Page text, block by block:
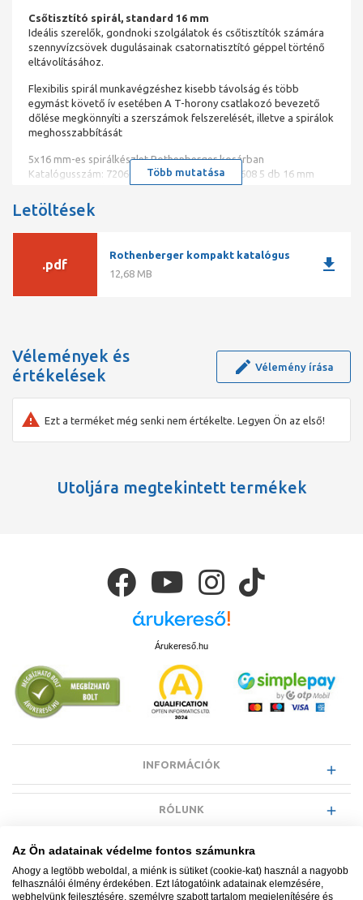
Csőtisztító spirál, standard 16 mm
Ideális szerelők, gondnoki szolgálatok és csőtisztítók számára
szennyvízcsövek dugulásainak csatornatisztító géppel történő
eltávolításához.
Flexibilis spirál munkavégzéshez kisebb távolság és több
egymást követő ív esetében A T-horony csatlakozó bevezető
dőlése megkönnyíti a szerszámok felszerelését, illetve a spirálok
meghosszabbítását
5x16 mm-es spirálkészlet Rothenberger kosárban
Katalógusszám: 72060 EAN kód: 4004625720608 5 db 16 mm
átmérőjű spirál készlet.
Biztonsági tengelykapcsolóval, minden ROTHENBERGER
csőtisztító géphez alkalmas.
Lehetőség van a spirálok meghosszabbítására és lerövidítésére.
Több mutatása
Letöltések
.pdf
Rothenberger kompakt katalógus
12,68 MB
download
Vélemények és
értékelések
Vélemény írása
Ezt a terméket még senki nem értékelte. Legyen Ön az első!
Utoljára megtekintett termékek
Árukereső.hu
INFORMÁCIÓK
RÓLUNK
EGYÉB INFORMÁCIÓK
Az Ön adatainak védelme fontos számunkra
Ahogy a legtöbb weboldal, a miénk is sütiket (cookie-kat) használ a nagyobb
felhasználói élmény érdekében. Ezt látogatóink adatainak elemzésére,
webhelyünk fejlesztésére, személyre szabott tartalom megjelenítésére és